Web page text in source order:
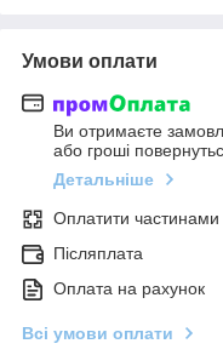
Умови оплати
Ви отримаєте
або гроші
Детальніше
Оплатити частинами
Післяплата
Оплата на рахунок
Всі умови оплати